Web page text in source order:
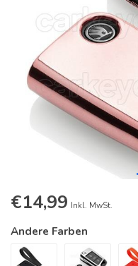
€14,99 Inkl. MwSt.
Andere Farben